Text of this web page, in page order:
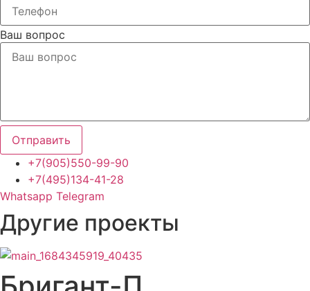
Ваш вопрос
Отправить
+7(905)550-99-90
+7(495)134-41-28
Whatsapp Telegram
Другие проекты